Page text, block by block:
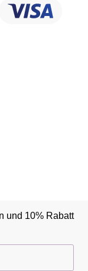
und 10% Rabatt